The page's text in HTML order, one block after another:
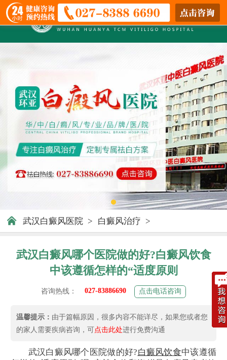
武汉白癜风医院 > 白癜风治疗 >
武汉白癜风哪个医院做的好?白癜风饮食
中该遵循怎样的“适度原则
咨询热线： 027-83886690 点击电话咨询
温馨提示： 由于篇幅原因，很多内容不能详尽，如果您或者您
的家人需要疾病咨询，可点击此处进行免费沟通
武汉白癜风哪个医院做的好?白癜风饮食中该遵循